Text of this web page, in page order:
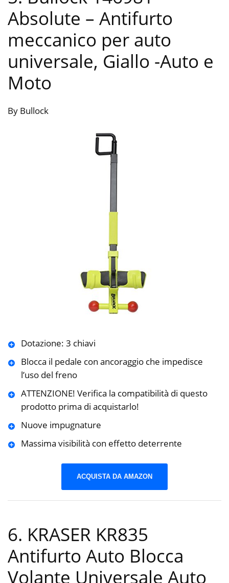
Absolute – Antifurto
meccanico per auto
universale, Giallo -Auto e
Moto
By Bullock
Dotazione: 3 chiavi
Blocca il pedale con ancoraggio che impedisce
l’uso del freno
ATTENZIONE! Verifica la compatibilità di questo
prodotto prima di acquistarlo!
Nuove impugnature
Massima visibilità con effetto deterrente
ACQUISTA DA AMAZON
6. KRASER KR835
Antifurto Auto Blocca
Volante Universale Auto